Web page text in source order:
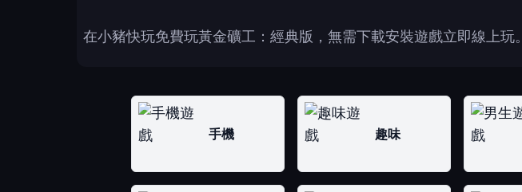
在小豬快玩免費玩黃金礦工：經典版，無需下載安裝遊戲立即線上玩。
手機 趣味